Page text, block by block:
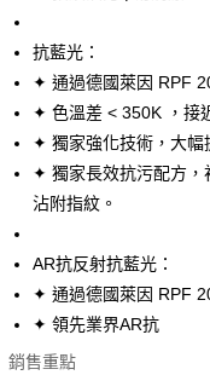
付」結帳頁面，進行簡訊認證
３．收到繳費通知簡訊後14
／ATM／網路銀行／等多元
※ 請注意：結帳手續完成當
絡購買商品的店家。未經商
先享後付繳納相關費用。
※ 交易是否成功請以「
是否繳費成功／繳費後需取
付客戶支援中心」
【注意事項】
交易，需依本服務之必要範
求債權轉讓予恩沛科技股份有
https://aftee.tw/terms/#terms3
付款後全家取貨
每筆NT$60，滿NT$499(
7-11取貨付款
每筆NT$60，滿NT$499(
付款後7-11取貨
宅配
每筆NT$80，滿NT$699(
抗藍光：
✦ 通過德國萊因 RPF
✦ 色溫差 < 350K ，接
✦ 獨家強化技術，大幅
✦ 獨家長效抗污配方，
沾附指紋。
AR抗反射抗藍光：
✦ 通過德國萊因 RPF
✦ 領先業界AR抗
銷售重點